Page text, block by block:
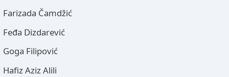
Farizada Čamdžić
Feđa Dizdarević
Goga Filipović
Hafiz Aziz Alili